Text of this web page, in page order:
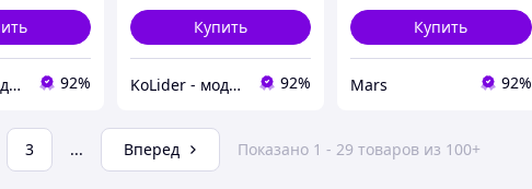
KoLider - модный магазин 92%
Купить
KoLider - модный магазин 92%
Купить
Mars 92%
3 ... Вперед Показано 1 - 29 товаров из 100+